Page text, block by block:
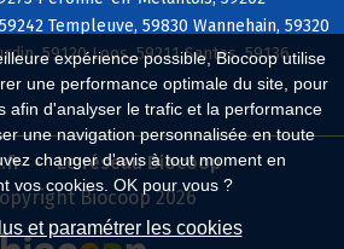
expérience possible, Biocoop utilise
une performance optimale du site, pour
afin d'analyser le trafic et la performance
une navigation personnalisée en toute
changer d'avis à tout moment en
vos cookies. OK pour vous ?
et paramétrer les cookies
Templeuve, 59830 Wannehain, 59320
59120 Loos, 59211 Santes, 59136
Le réseau Biocoop
Biocoop 2026